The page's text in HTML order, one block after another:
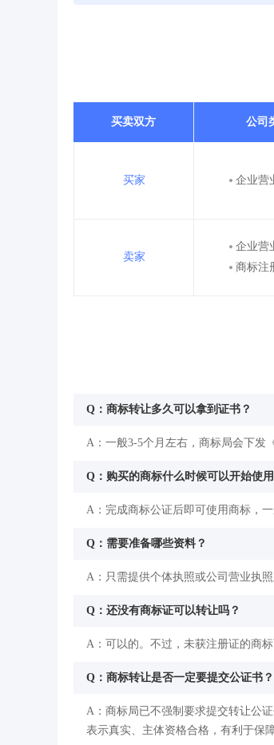
买卖双方 公司
买家 企业营
卖家
企业营
商标注
Q：商标转让多久可以拿到证书？
A：一般3-5个月左右，商标局会下发
Q：购买的商标什么时候可以开始使用
A：完成商标公证后即可使用商标，一
Q：需要准备哪些资料？
A：只需提供个体执照或公司营业执
Q：还没有商标证可以转让吗？
A：可以的。不过，未获注册证的商
Q：商标转让是否一定要提交公证书？
A：商标局已不强制要求提交转让公
表示真实、主体资格合格，有利于保